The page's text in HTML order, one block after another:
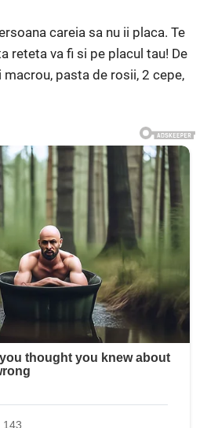
careia sa nu ii placa. Te
reteta va fi si pe placul tau! De
pasta de rosii, 2 cepe,